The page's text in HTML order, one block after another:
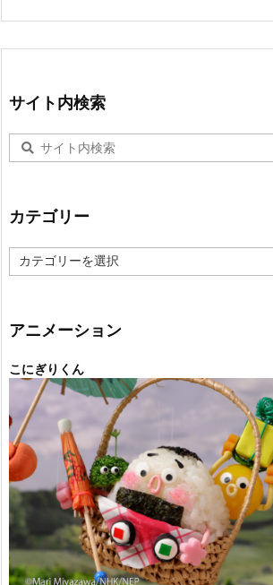
サイト内検索
カテゴリー
テ
ー
アニメーション
こにぎりくん